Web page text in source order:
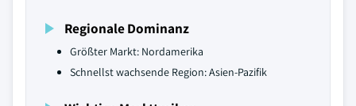
Regionale Dominanz
Größter Markt: Nordamerika
Schnellst wachsende Region: Asien-Pazifik